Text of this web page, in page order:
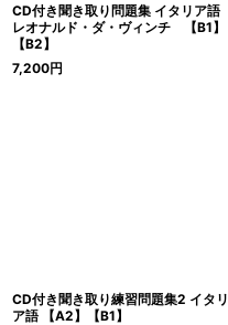
CD付き聞き取り問題集 イタリア語
レオナルド・ダ・ヴィンチ 【B1】
【B2】
7,200円
CD付き聞き取り練習問題集2 イタリ
ア語 【A2】【B1】